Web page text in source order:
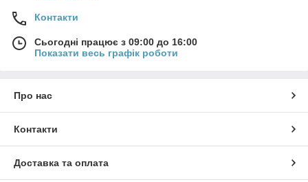
Контакти
Сьогодні працює з 09:00 до 16:00
Показати весь графік роботи
Про нас
Контакти
Доставка та оплата